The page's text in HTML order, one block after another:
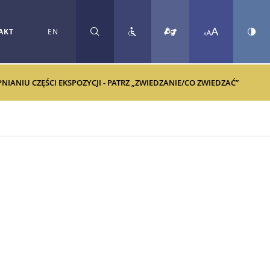
EN SZUKAJ
CZĘŚCI EKSPOZYCJI - PATRZ „ZWIEDZANIE/CO ZWIEDZAĆ”